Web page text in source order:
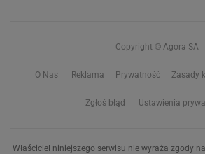
Copyright © Agora SA
O Nas Reklama Prywatność Zasady
Zgłoś błąd Ustawienia
Właściciel niniejszego serwisu nie wyraża zgody